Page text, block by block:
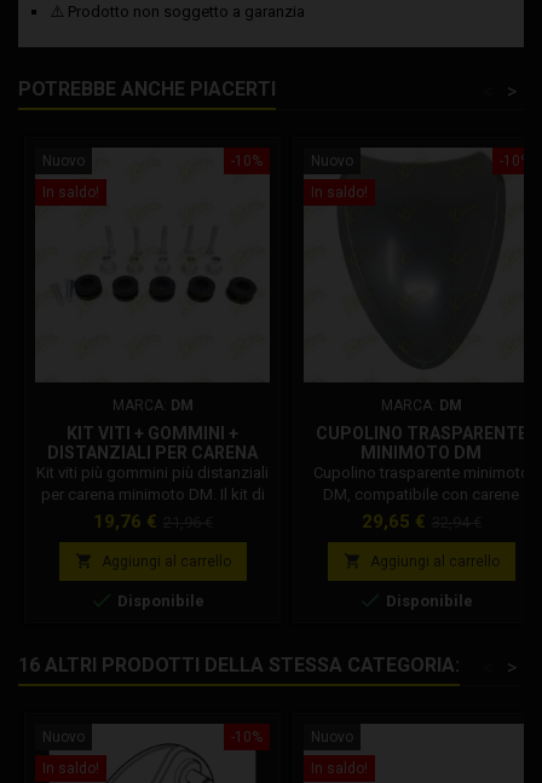
⚠️ Prodotto non soggetto a garanzia
POTREBBE ANCHE PIACERTI >
-10%
Nuovo
In saldo!
MARCA: DM
KIT VITI + GOMMINI +
DISTANZIALI PER CARENA
DM
Kit viti più gommini più distanziali
per carena minimoto DM. Il kit di
viteria per carena DM include 5
a brugola, 2 viti. Codice
Dm: 001002A01000
Prezzo
19,76 €
base
 Aggiungi al carrello
 Disponibile
-10%
Nuovo
In saldo!
MARCA: DM
CUPOLINO TRASPARENTE
MINIMOTO DM
Cupolino trasparente minimoto
DM, compatibile con carene
originali Dm. Codice
colore può variare in base al lotto
di produzione e alla scelta
costruttiva del produttore.
Prezzo
29,65 €
base
 Aggiungi al carrello
 Disponibile
16 ALTRI PRODOTTI DELLA STESSA CATEGORIA: >
-10%
Nuovo
In saldo!
Nuovo
In saldo!